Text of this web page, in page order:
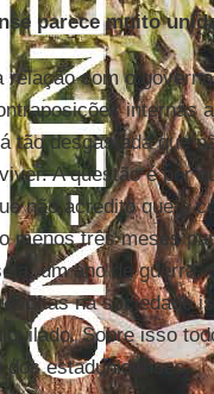
parece muito
com o
internas
tão desgastada que
A questão é por
não acredito que a
menos três meses
um ano de guerra.
na sociedade
Sobre isso
dos estadunidenses.